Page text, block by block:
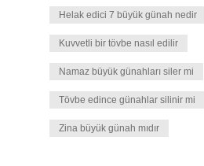
Helak edici 7 büyük günah nedir
Kuvvetli bir tövbe nasıl edilir
Namaz büyük günahları siler mi
Tövbe edince günahlar silinir mi
Zina büyük günah mıdır